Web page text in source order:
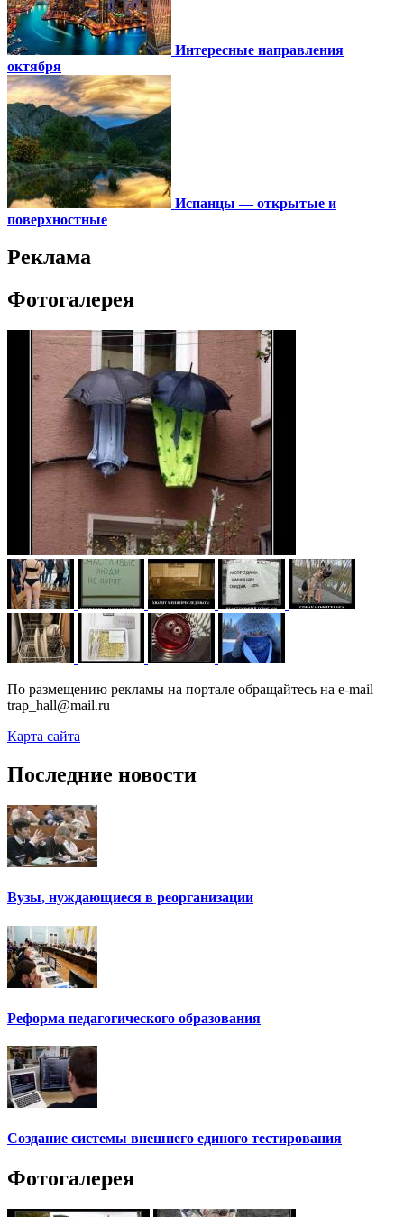
Интересные направления
октября
Испанцы — открытые и
поверхностные
Реклама
Фотогалерея
По размещению рекламы на портале обращайтесь на e-mail
trap_hall@mail.ru
Карта сайта
Последние новости
Вузы, нуждающиеся в реорганизации
Реформа педагогического образования
Создание системы внешнего единого тестирования
Фотогалерея